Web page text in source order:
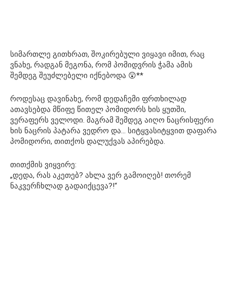
სიმართლე გითხრათ, შოკირებული ვიყავი იმით, რაც
ვნახე, რადგან მეგონა, რომ პომიდვრის ჭამა ამის
შემდეგ შეუძლებელი იქნებოდა 😲**
როდესაც დავინახე, რომ დედაჩემი ფრთხილად
ათავსებდა მწიფე წითელ პომიდორს ხის ყუთში,
ვერაფერს ველოდი. მაგრამ შემდეგ აიღო ნაცრისფერი
ხის ნაცრის პატარა ვედრო და… სიტყვასიტყვით დაფარა
პომიდორი, თითქოს დალუქვას აპირებდა.
თითქმის ვიყვირე:
„დედა, რას აკეთებ? ახლა ვერ გამოიღებ! თორემ
ნაკვერჩხლად გადაიქცევა?!“